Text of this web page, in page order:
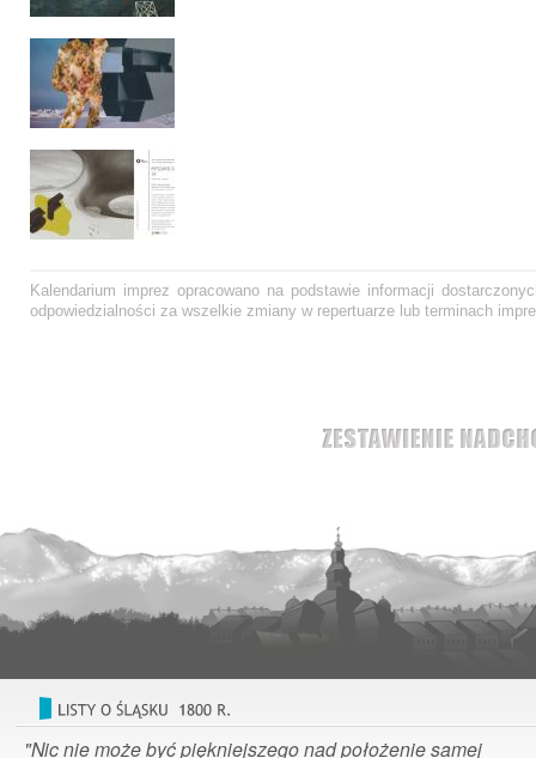
Kalendarium imprez opracowano na podstawie informacji
odpowiedzialności za wszelkie zmiany w repertuarze lub terminach
"Nic nie może być piękniejszego nad położenie samej